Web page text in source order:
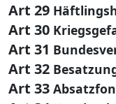
Art 29
Art 30
Art 31
Art 32
Art 33